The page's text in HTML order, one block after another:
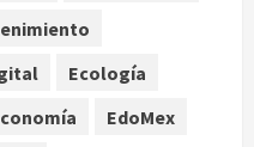
Ecología
EdoMex